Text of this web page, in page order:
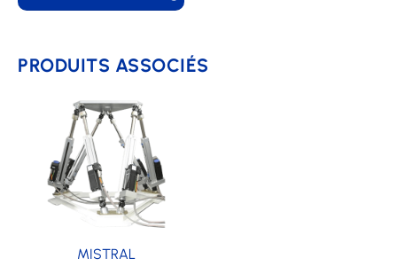
PRODUITS ASSOCIÉS
MISTRAL